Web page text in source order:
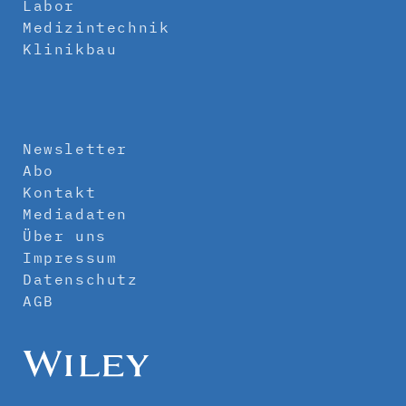
Labor
Medizintechnik
Klinikbau
Newsletter
Abo
Kontakt
Mediadaten
Über uns
Impressum
Datenschutz
AGB